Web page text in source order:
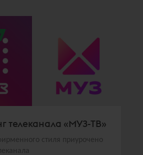
телеканала «МУЗ-ТВ»
стиля приурочено